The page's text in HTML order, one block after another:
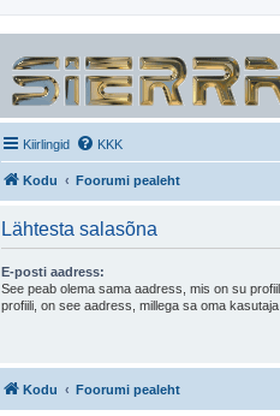
Kiirlingid KKK
Kodu Foorumi pealeht
Lähtesta salasõna
E-posti aadress:
See peab olema sama aadress, mis on su
profiili, on see aadress, millega sa oma
Kodu Foorumi pealeht